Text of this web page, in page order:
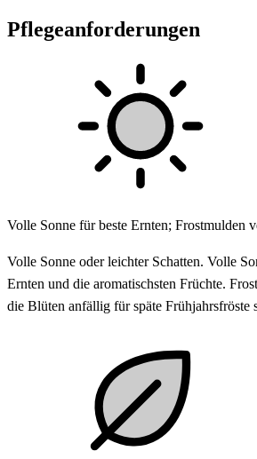
Pflegeanforderungen
Volle Sonne für beste Ernten; Frostmulden
Volle Sonne oder leichter Schatten. Volle
Ernten und die aromatischsten Früchte.
die Blüten anfällig für späte Frühjahrsfröste